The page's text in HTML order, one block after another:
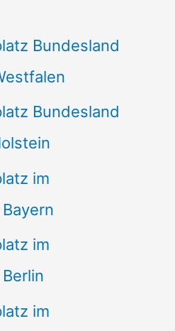
Bundesland
Bundesland
im
im
im